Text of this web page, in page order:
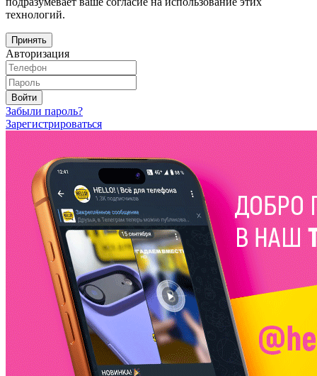
технологий.
Принять
Авторизация
Войти
Забыли пароль?
Зарегистрироваться